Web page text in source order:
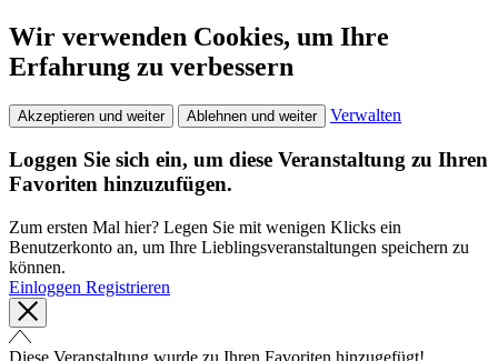
Wir verwenden Cookies, um Ihre
Erfahrung zu verbessern
Akzeptieren und weiter Ablehnen und weiter Verwalten
Loggen Sie sich ein, um diese Veranstaltung zu Ihren
Favoriten hinzuzufügen.
Zum ersten Mal hier? Legen Sie mit wenigen Klicks ein
Benutzerkonto an, um Ihre Lieblingsveranstaltungen speichern zu
können.
Einloggen Registrieren
Diese Veranstaltung wurde zu Ihren Favoriten hinzugefügt!